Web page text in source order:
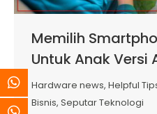
Memilih
Untuk Anak Versi
Hardware news, Helpful
Bisnis, Seputar Teknologi